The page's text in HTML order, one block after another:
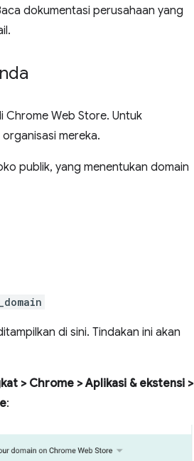
dokumentasi perusahaan yang
Chrome Web Store. Untuk
mereka.
publik, yang menentukan domain
di sini. Tindakan ini akan
> Chrome > Aplikasi & ekstensi >
: